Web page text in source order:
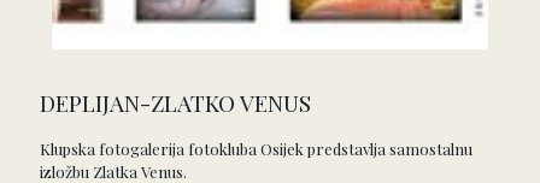
DEPLIJAN-ZLATKO VENUS
Klupska fotogalerija fotokluba Osijek predstavlja samostalnu
izložbu Zlatka Venus.